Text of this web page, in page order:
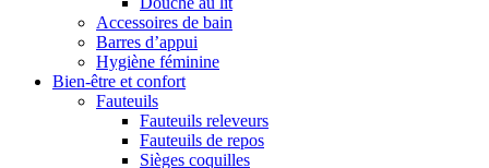
Accessoires de bain
Barres d’appui
Hygiène féminine
Bien-être et confort
Fauteuils
Fauteuils releveurs
Fauteuils de repos
Sièges coquilles